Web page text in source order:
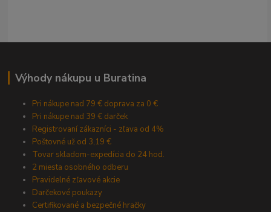
Výhody nákupu u Buratina
Pri nákupe nad 79 € doprava za 0 €
Pri nákupe nad 39 € darček
Registrovaní zákazníci - zľava od 4%
Poštovné už od 3,19 €
Tovar skladom-expedícia do 24 hod.
2 miesta osobného odberu
Pravidelné zľavové akcie
Darčekové poukazy
Certifikované a bezpečné hračky